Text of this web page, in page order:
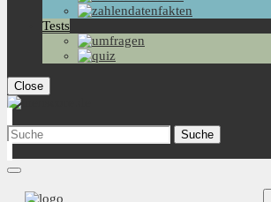
Tests
Close